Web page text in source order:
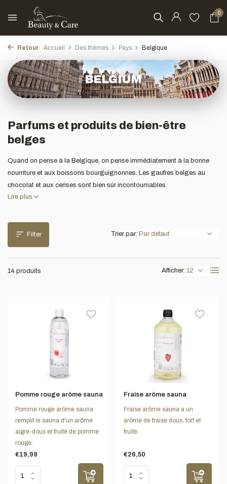
0
Retour Accueil Des thèmes Pays Belgique
Parfums et produits de bien-être
belges
Quand on pense à la Belgique, on pense immédiatement à la bonne
nourriture et aux boissons bourguignonnes. Les gaufres belges au
chocolat et aux cerises sont bien sûr incontournables.
Lire plus
Filter
14 produits Afficher:
Trier par:
Pomme rouge arôme sauna
Pomme rouge arôme sauna
remplit le sauna d'un arôme
aigre-doux et fruité de pomme
rouge.
€19,99
Fraise arôme sauna
Fraise arôme sauna a un
arôme de fraise doux, fort et
fruité.
€26,50